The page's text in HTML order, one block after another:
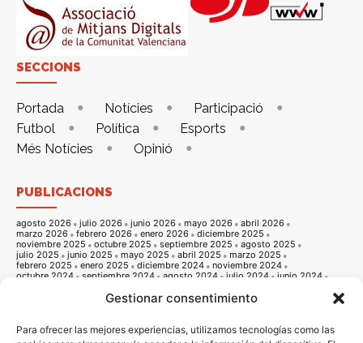
Gestionar consentimiento
Para ofrecer las mejores experiencias, utilizamos tecnologías como las
SECCIONS
Portada Notícies
Participació
Futbol
Política
Esports
Més Notícies
Opinió
PUBLICACIONS
agosto 2026 julio 2026 junio 2026 mayo 2026
abril 2026
marzo 2026
febrero 2026 enero 2026
diciembre 2025
noviembre 2025
octubre 2025 septiembre 2025
agosto 2025
julio 2025
junio 2025 mayo 2025 abril 2025
marzo 2025
febrero 2025
enero 2025 diciembre 2024
noviembre 2024
octubre 2024
septiembre 2024 agosto 2024 julio 2024
junio 2024
noviembre 2023 octubre 2023
septiembre 2023
julio 2023 junio 2023 mayo 2023
abril 2023
noviembre 2022
octubre 2022 septiembre 2022
agosto 2022
julio 2022
junio 2022 mayo 2022 abril 2022 marzo 2022